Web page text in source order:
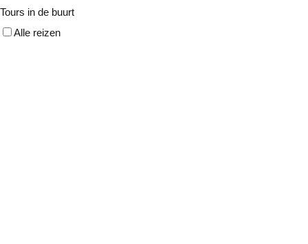
Tours in de buurt
Alle reizen